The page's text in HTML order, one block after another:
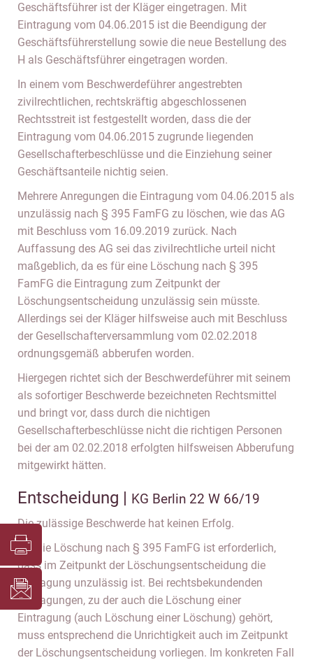
Geschäftsführer ist der Kläger eingetragen. Mit
Eintragung vom 04.06.2015 ist die Beendigung der
Geschäftsführerstellung sowie die neue Bestellung des
H als Geschäftsführer eingetragen worden.
In einem vom Beschwerdeführer angestrebten
zivilrechtlichen, rechtskräftig abgeschlossenen
Rechtsstreit ist festgestellt worden, dass die der
Eintragung vom 04.06.2015 zugrunde liegenden
Gesellschafterbeschlüsse und die Einziehung seiner
Geschäftsanteile nichtig seien.
Mehrere Anregungen die Eintragung vom 04.06.2015 als
unzulässig nach § 395 FamFG zu löschen, wie das AG
mit Beschluss vom 16.09.2019 zurück. Nach
Auffassung des AG sei das zivilrechtliche urteil nicht
maßgeblich, da es für eine Löschung nach § 395
FamFG die Eintragung zum Zeitpunkt der
Löschungsentscheidung unzulässig sein müsste.
Allerdings sei der Kläger hilfsweise auch mit Beschluss
der Gesellschafterversammlung vom 02.02.2018
ordnungsgemäß abberufen worden.
Hiergegen richtet sich der Beschwerdeführer mit seinem
als sofortiger Beschwerde bezeichneten Rechtsmittel
und bringt vor, dass durch die nichtigen
Gesellschafterbeschlüsse nicht die richtigen Personen
bei der am 02.02.2018 erfolgten hilfsweisen Abberufung
mitgewirkt hätten.
Entscheidung | KG Berlin 22 W 66/19
Die zulässige Beschwerde hat keinen Erfolg.
Für die Löschung nach § 395 FamFG ist erforderlich,
dass im Zeitpunkt der Löschungsentscheidung die
Eintragung unzulässig ist. Bei rechtsbekundenden
Eintragungen, zu der auch die Löschung einer
Eintragung (auch Löschung einer Löschung) gehört,
muss entsprechend die Unrichtigkeit auch im Zeitpunkt
der Löschungsentscheidung vorliegen. Im konkreten Fall